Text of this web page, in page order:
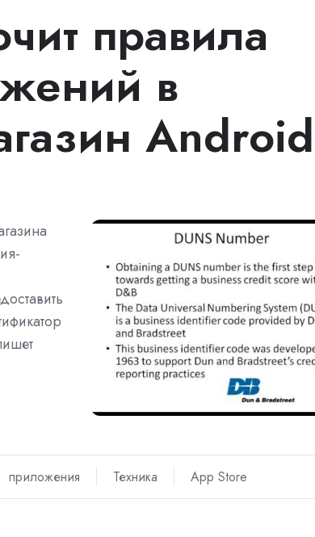
правила
в
Android
приложения Техника App Store